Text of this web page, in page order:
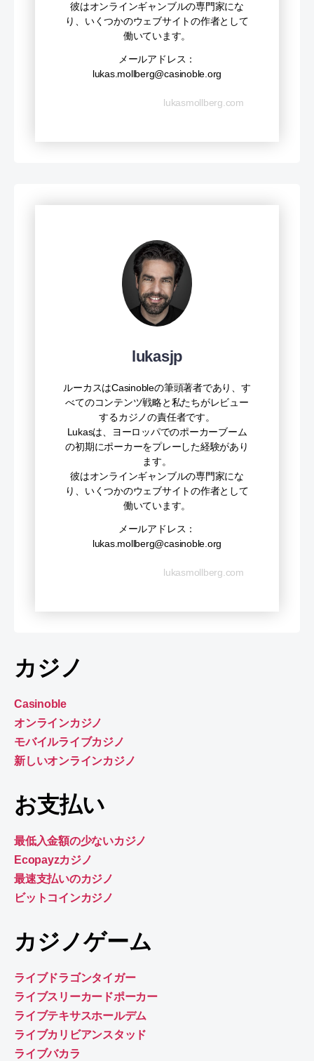
彼はオンラインギャンブルの専門家にな
り、いくつかのウェブサイトの作者として
働いています。
メールアドレス：
lukas.mollberg@casinoble.org
lukasmollberg.com
lukasjp
ルーカスはCasinobleの筆頭著者であり、す
べてのコンテンツ戦略と私たちがレビュー
するカジノの責任者です。
Lukasは、ヨーロッパでのポーカーブーム
の初期にポーカーをプレーした経験があり
ます。
彼はオンラインギャンブルの専門家にな
り、いくつかのウェブサイトの作者として
働いています。
メールアドレス：
lukas.mollberg@casinoble.org
lukasmollberg.com
カジノ
Casinoble
オンラインカジノ
モバイルライブカジノ
新しいオンラインカジノ
お支払い
最低入金額の少ないカジノ
Ecopayzカジノ
最速支払いのカジノ
ビットコインカジノ
カジノゲーム
ライブドラゴンタイガー
ライブスリーカードポーカー
ライブテキサスホールデム
ライブカリビアンスタッド
ライブバカラ